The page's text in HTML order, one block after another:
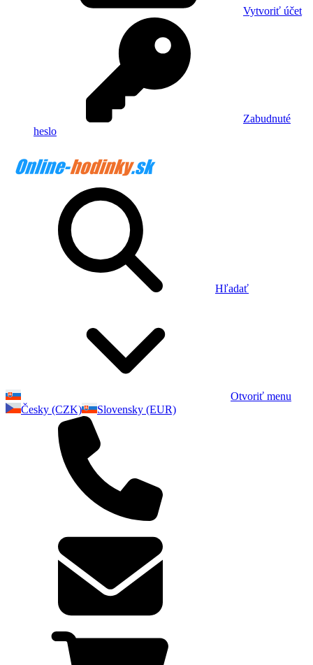
Vytvoriť účet
Zabudnuté
heslo
Hľadať
Otvoriť menu
Česky (CZK)
Slovensky (EUR)